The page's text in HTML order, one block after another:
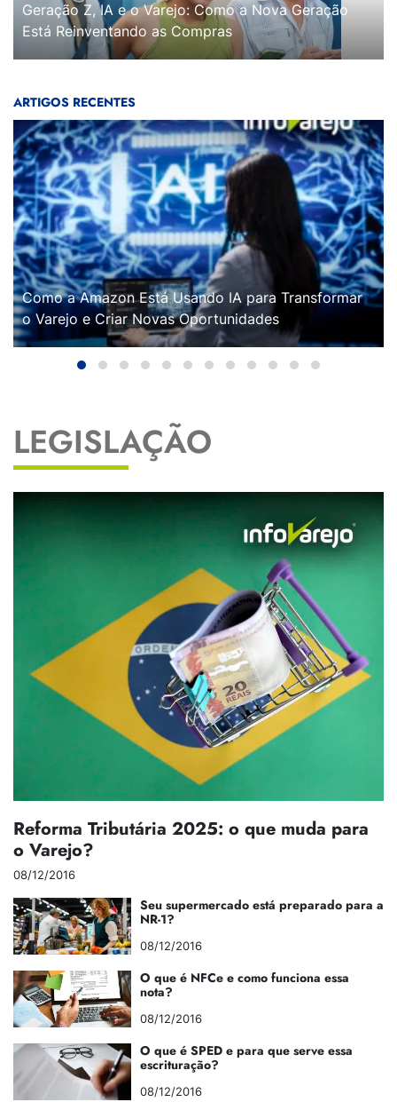
Geração Z, IA e o Varejo: Como a Nova Geração
Está Reinventando as Compras
ARTIGOS RECENTES
Como a Amazon Está Usando IA para Transformar
o Varejo e Criar Novas Oportunidades
LEGISLAÇÃO
Reforma Tributária 2025: o que muda para
o Varejo?
08/12/2016
Seu supermercado está preparado para a
NR-1?
08/12/2016
O que é NFCe e como funciona essa
nota?
08/12/2016
O que é SPED e para que serve essa
escrituração?
08/12/2016